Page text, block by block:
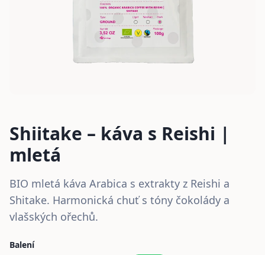
Shiitake – káva s Reishi |
mletá
BIO mletá káva Arabica s extrakty z Reishi a
Shitake. Harmonická chuť s tóny čokolády a
vlašských ořechů.
Balení